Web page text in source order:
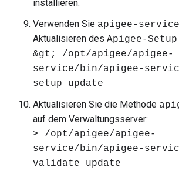
installieren.
Verwenden Sie apigee-service
Aktualisieren des Apigee-Setup
&gt; /opt/apigee/apigee-
service/bin/apigee-
setup update
Aktualisieren Sie die Methode
auf dem Verwaltungsserver:
> /opt/apigee/apigee-
service/bin/apigee-
validate update